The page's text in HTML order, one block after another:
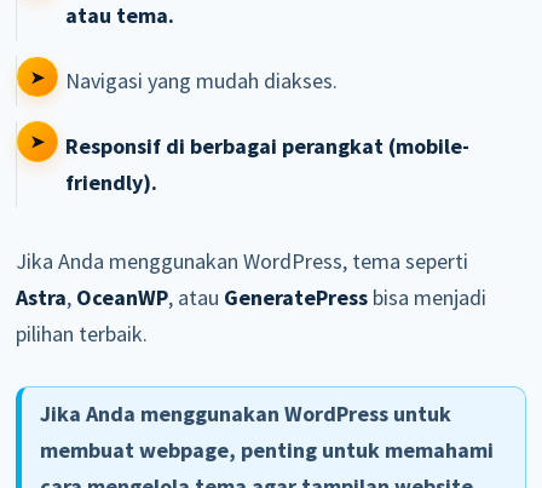
atau tema.
Navigasi yang mudah diakses.
Responsif di berbagai perangkat (mobile-
friendly).
Jika Anda menggunakan WordPress, tema seperti
Astra, OceanWP, atau GeneratePress bisa menjadi
pilihan terbaik.
Jika Anda menggunakan WordPress untuk
membuat webpage, penting untuk memahami